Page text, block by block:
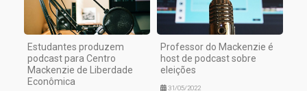
Estudantes produzem
podcast para Centro
Mackenzie de Liberdade
Econômica
Professor do Mackenzie é
host de podcast sobre
eleições
31/05/2022